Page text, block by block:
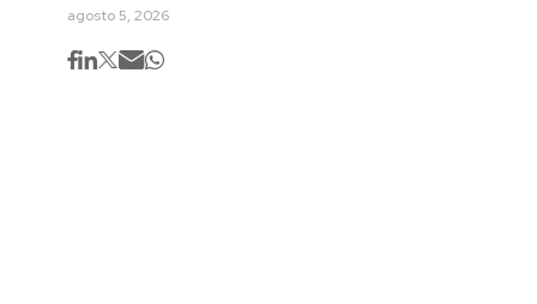
agosto 5, 2026